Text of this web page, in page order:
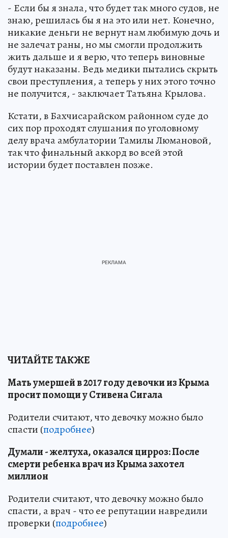
- Если бы я знала, что будет так много судов, не
знаю, решилась бы я на это или нет. Конечно,
никакие деньги не вернут нам любимую дочь и
не залечат раны, но мы смогли продолжить
жить дальше и я верю, что теперь виновные
будут наказаны. Ведь медики пытались скрыть
свои преступления, а теперь у них этого точно
не получится, - заключает Татьяна Крылова.
Кстати, в Бахчисарайском районном суде до
сих пор проходят слушания по уголовному
делу врача амбулатории Тамилы Люмановой,
так что финальный аккорд во всей этой
истории будет поставлен позже.
ЧИТАЙТЕ ТАКЖЕ
Мать умершей в 2017 году девочки из Крыма
просит помощи у Стивена Сигала
Родители считают, что девочку можно было
спасти (подробнее)
Думали - желтуха, оказался цирроз: После
смерти ребенка врач из Крыма захотел
миллион
Родители считают, что девочку можно было
спасти, а врач - что ее репутации навредили
проверки (подробнее)